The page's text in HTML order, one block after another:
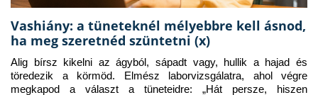
Vashiány: a tüneteknél mélyebbre kell ásnod,
ha meg szeretnéd szüntetni (x)
Alig bírsz kikelni az ágyból, sápadt vagy, hullik a hajad és
töredezik a körmöd. Elmész laborvizsgálatra, ahol végre
megkapod a választ a tüneteidre: „Hát persze, hiszen